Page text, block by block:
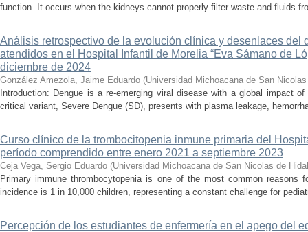
function. It occurs when the kidneys cannot properly filter waste and fluids
Análisis retrospectivo de la evolución clínica y desenlaces del
atendidos en el Hospital Infantil de Morelia “Eva Sámano de
diciembre de 2024
González Amezola, Jaime Eduardo (Universidad Michoacana de San
Introduction: Dengue is a re-emerging viral disease with a global impact
critical variant, Severe Dengue (SD), presents with plasma leakage,
Curso clínico de la trombocitopenia inmune primaria del
período comprendido entre enero 2021 a septiembre 2023
Ceja Vega, Sergio Eduardo (Universidad Michoacana de San Nicolas de
Primary immune thrombocytopenia is one of the most common reasons
incidence is 1 in 10,000 children, representing a constant challenge for
Percepción de los estudiantes de enfermería en el apego del